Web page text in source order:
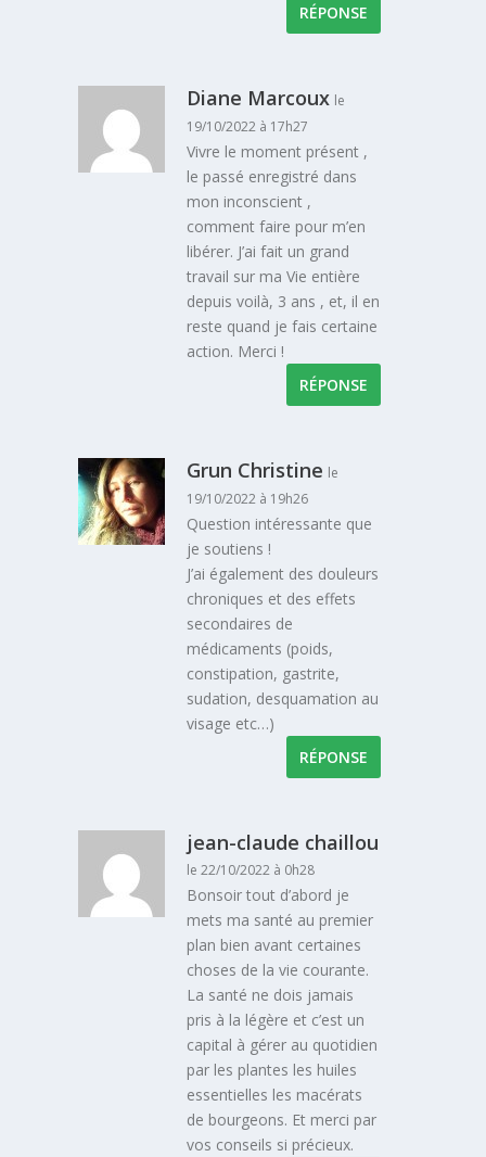
RÉPONSE
Diane Marcoux le
19/10/2022 à 17h27
Vivre le moment présent ,
le passé enregistré dans
mon inconscient ,
comment faire pour m’en
libérer. J’ai fait un grand
travail sur ma Vie entière
depuis voilà, 3 ans , et, il en
reste quand je fais certaine
action. Merci !
RÉPONSE
Grun Christine le
19/10/2022 à 19h26
Question intéressante que
je soutiens !
J’ai également des douleurs
chroniques et des effets
secondaires de
médicaments (poids,
constipation, gastrite,
sudation, desquamation au
visage etc…)
RÉPONSE
jean-claude chaillou
le 22/10/2022 à 0h28
Bonsoir tout d’abord je
mets ma santé au premier
plan bien avant certaines
choses de la vie courante.
La santé ne dois jamais
pris à la légère et c’est un
capital à gérer au quotidien
par les plantes les huiles
essentielles les macérats
de bourgeons. Et merci par
vos conseils si précieux.